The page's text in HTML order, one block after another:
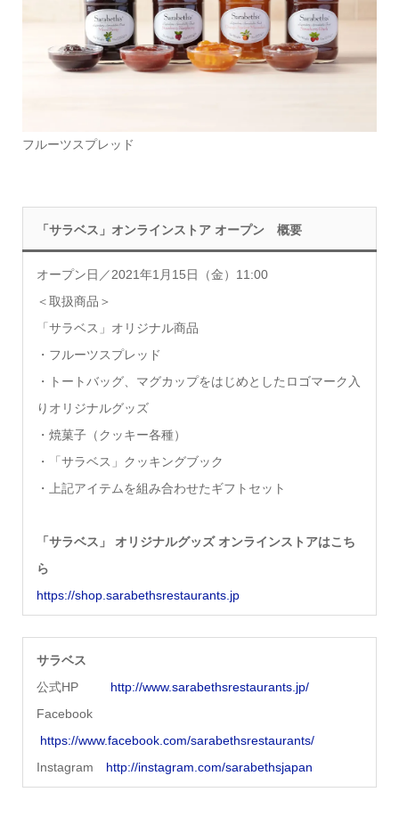
フルーツスプレッド
「サラベス」オンラインストア オープン 概要
オープン日／2021年1月15日（金）11:00
＜取扱商品＞
「サラベス」オリジナル商品
・フルーツスプレッド
・トートバッグ、マグカップをはじめとしたロゴマーク入
りオリジナルグッズ
・焼菓子（クッキー各種）
・「サラベス」クッキングブック
・上記アイテムを組み合わせたギフトセット
「サラベス」 オリジナルグッズ オンラインストアはこち
ら
https://shop.sarabethsrestaurants.jp
サラベス
公式HP http://www.sarabethsrestaurants.jp/
Facebook
https://www.facebook.com/sarabethsrestaurants/
Instagram http://instagram.com/sarabethsjapan